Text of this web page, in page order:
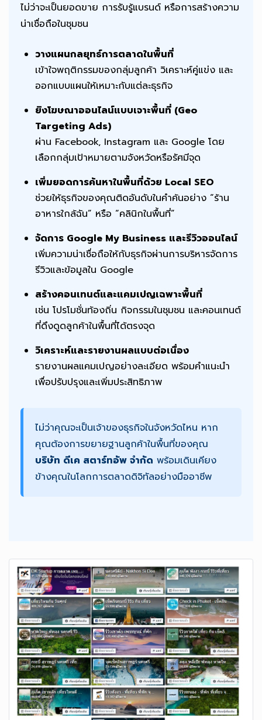
ไม่ว่าจะเป็นยอดขาย การรับรู้แบรนด์ หรือการสร้างความ
น่าเชื่อถือในชุมชน
วางแผนกลยุทธ์การตลาดในพื้นที่
เข้าใจพฤติกรรมของกลุ่มลูกค้า วิเคราะห์คู่แข่ง และ
ออกแบบแผนให้เหมาะกับแต่ละธุรกิจ
ยิงโฆษณาออนไลน์แบบเจาะพื้นที่ (Geo
Targeting Ads)
ผ่าน Facebook, Instagram และ Google โดย
เลือกกลุ่มเป้าหมายตามจังหวัดหรือรัศมีจุด
เพิ่มยอดการค้นหาในพื้นที่ด้วย Local SEO
ช่วยให้ธุรกิจของคุณติดอันดับในคำค้นอย่าง “ร้าน
อาหารใกล้ฉัน” หรือ “คลินิกในพื้นที่”
จัดการ Google My Business และรีวิวออนไลน์
เพิ่มความน่าเชื่อถือให้กับธุรกิจผ่านการบริหารจัดการ
รีวิวและข้อมูลใน Google
สร้างคอนเทนต์และแคมเปญเฉพาะพื้นที่
เช่น โปรโมชั่นท้องถิ่น กิจกรรมในชุมชน และคอนเทนต์
ที่ดึงดูดลูกค้าในพื้นที่ได้ตรงจุด
วิเคราะห์และรายงานผลแบบต่อเนื่อง
รายงานผลแคมเปญอย่างละเอียด พร้อมคำแนะนำ
เพื่อปรับปรุงและเพิ่มประสิทธิภาพ
ไม่ว่าคุณจะเป็นเจ้าของธุรกิจในจังหวัดไหน หาก
คุณต้องการขยายฐานลูกค้าในพื้นที่ของคุณ
บริษัท ดีเค สตาร์ทอัพ จำกัด พร้อมเดินเคียง
ข้างคุณในโลกการตลาดดิจิทัลอย่างมืออาชีพ